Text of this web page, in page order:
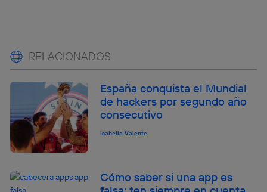
RELACIONADOS
España conquista el Mundial
de hackers por segundo año
consecutivo
Isabella Valente
Cómo saber si una app es